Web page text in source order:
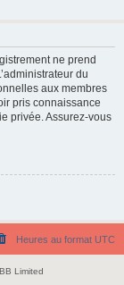
ne prend
du
aux membres
pris connaissance
privée. Assurez-vous
Heures au format UTC
Limited